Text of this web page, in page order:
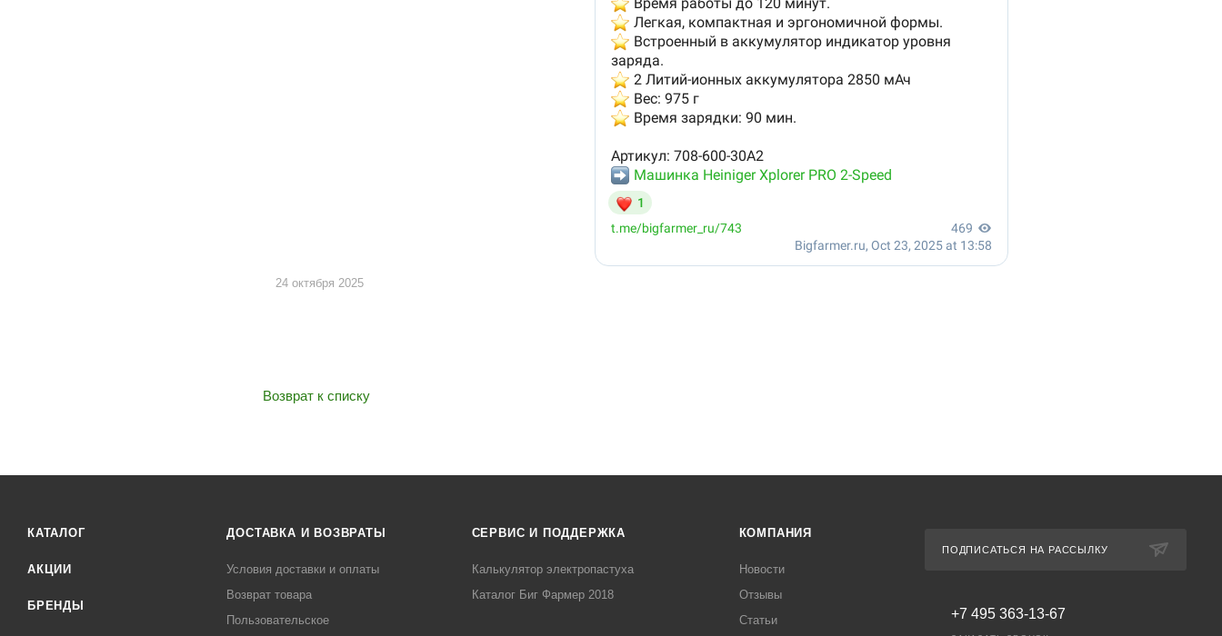
24 октября 2025
Возврат к списку
КАТАЛОГ
АКЦИИ
БРЕНДЫ
ДОСТАВКА И ВОЗВРАТЫ
Условия доставки и оплаты
Возврат товара
Пользовательское
СЕРВИС И ПОДДЕРЖКА
Калькулятор электропастуха
Каталог Биг Фармер 2018
КОМПАНИЯ
Новости
Отзывы
Статьи
ПОДПИСАТЬСЯ НА РАССЫЛКУ
+7 495 363-13-67